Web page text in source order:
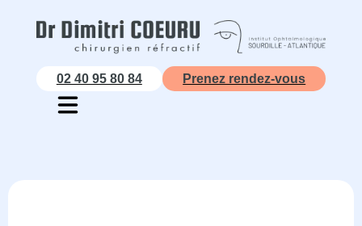
02 40 95 80 84 Prenez rendez-vous